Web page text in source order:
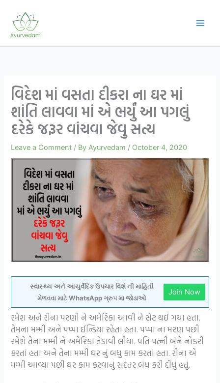
content
વિદેશ માં વસતા દીકરા ના ઘર માં
શાંતિ લાવવા માં એ ભર્યું આ પગલું
દરેકે જરૂર વાંચવા જેવુ સત્ય
Leave a Comment / ByAyurvedam / October 4, 2020
સ્વાસ્થ્ય અને આયુર્વેદિક ઉપચાર વિશે ની માહિતી
મેળવવા માટે WhatsApp ગ્રુપ મા જોડાઓ
Join Now
રમેશ અને રીના પરણી ને અમેરિકા આવી ને સેટ થઈ ગયા હતા.
તેમના મમ્મી અને પપ્પા ઈન્ડિયા રહેતા હતા. પપ્પા ના મરણ પછી
રમેશે તેના મમ્મી ને અમેરિકા તેડાવી લીધા. પતિ પત્ની બંને નોકરી
કરતાં હતા અને તેના મમ્મી ઘર નું બધુ કામ કરતાં હતા. રીના એ
મમ્મી આવ્યા પછી ઘર કામ કરવાનું સદંતર બંધ કરી દીધું હતું.